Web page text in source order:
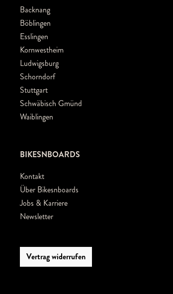
Backnang
Böblingen
Esslingen
Kornwestheim
Ludwigsburg
Schorndorf
Stuttgart
Schwäbisch Gmünd
Waiblingen
BIKESNBOARDS
Kontakt
Über Bikesnboards
Jobs & Karriere
Newsletter
Vertrag widerrufen